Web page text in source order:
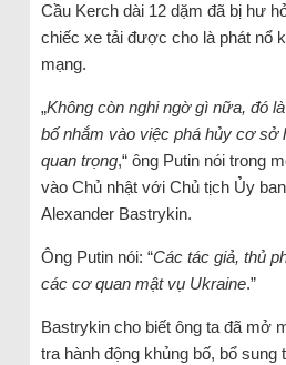
Cầu Kerch dài 12 dặm đã bị hư
chiếc xe tải được cho là phát nổ
mạng.
„Không còn nghi ngờ gì nữa, đó
bố nhắm vào việc phá hủy cơ
quan trọng,“ ông Putin nói trong
vào Chủ nhật với Chủ tịch Ủy
Alexander Bastrykin.
Ông Putin nói: “Các tác giả, thủ
các cơ quan mật vụ Ukraine.”
Bastrykin cho biết ông ta đã mở
tra hành động khủng bố, bổ sung